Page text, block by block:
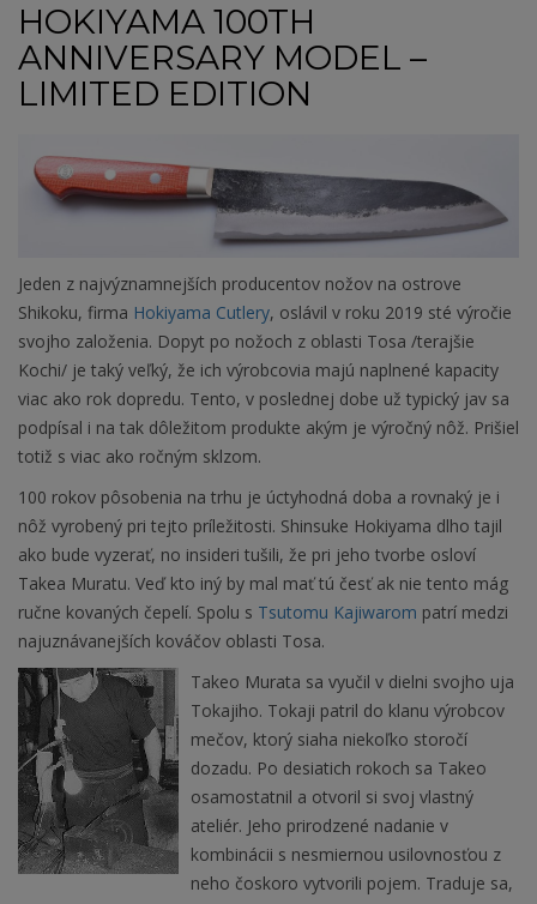
HOKIYAMA 100TH
ANNIVERSARY MODEL –
LIMITED EDITION
Jeden z najvýznamnejších producentov nožov na ostrove
Shikoku, firma Hokiyama Cutlery, oslávil v roku 2019 sté výročie
svojho založenia. Dopyt po nožoch z oblasti Tosa /terajšie
Kochi/ je taký veľký, že ich výrobcovia majú naplnené kapacity
viac ako rok dopredu. Tento, v poslednej dobe už typický jav sa
podpísal i na tak dôležitom produkte akým je výročný nôž. Prišiel
totiž s viac ako ročným sklzom.
100 rokov pôsobenia na trhu je úctyhodná doba a rovnaký je i
nôž vyrobený pri tejto príležitosti. Shinsuke Hokiyama dlho tajil
ako bude vyzerať, no insideri tušili, že pri jeho tvorbe osloví
Takea Muratu. Veď kto iný by mal mať tú česť ak nie tento mág
ručne kovaných čepelí. Spolu s Tsutomu Kajiwarom patrí medzi
najuznávanejších kováčov oblasti Tosa.
Takeo Murata sa vyučil v dielni svojho uja
Tokajiho. Tokaji patril do klanu výrobcov
mečov, ktorý siaha niekoľko storočí
dozadu. Po desiatich rokoch sa Takeo
osamostatnil a otvoril si svoj vlastný
ateliér. Jeho prirodzené nadanie v
kombinácii s nesmiernou usilovnosťou z
neho čoskoro vytvorili pojem. Traduje sa,